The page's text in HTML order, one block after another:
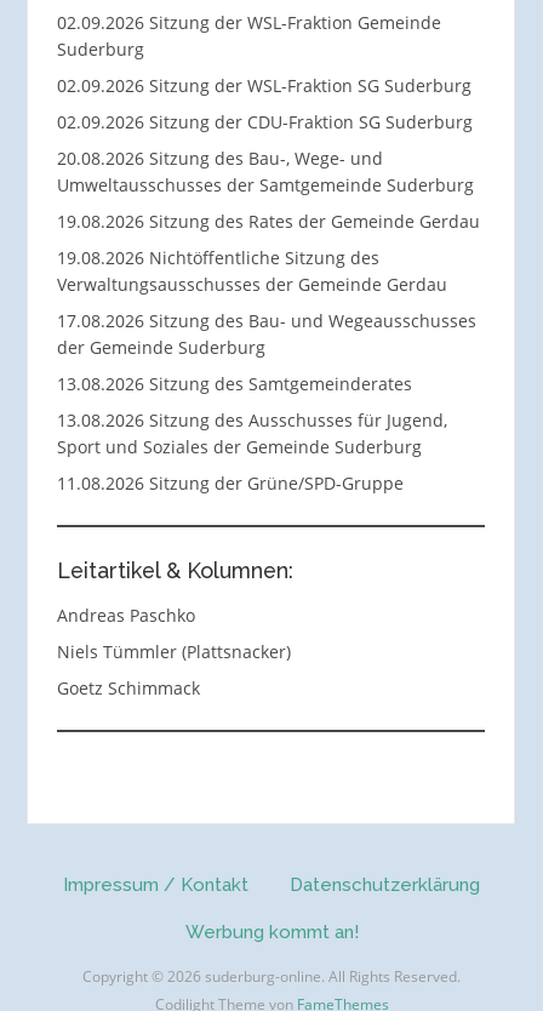
02.09.2026 Sitzung der WSL-Fraktion Gemeinde
Suderburg
02.09.2026 Sitzung der WSL-Fraktion SG Suderburg
02.09.2026 Sitzung der CDU-Fraktion SG Suderburg
20.08.2026 Sitzung des Bau-, Wege- und
Umweltausschusses der Samtgemeinde Suderburg
19.08.2026 Sitzung des Rates der Gemeinde Gerdau
19.08.2026 Nichtöffentliche Sitzung des
Verwaltungsausschusses der Gemeinde Gerdau
17.08.2026 Sitzung des Bau- und Wegeausschusses
der Gemeinde Suderburg
13.08.2026 Sitzung des Samtgemeinderates
13.08.2026 Sitzung des Ausschusses für Jugend,
Sport und Soziales der Gemeinde Suderburg
11.08.2026 Sitzung der Grüne/SPD-Gruppe
Leitartikel & Kolumnen:
Andreas Paschko
Niels Tümmler (Plattsnacker)
Goetz Schimmack
Impressum / Kontakt Datenschutzerklärung
Werbung kommt an!
Copyright © 2026 suderburg-online. All Rights Reserved.
Codilight Theme von FameThemes